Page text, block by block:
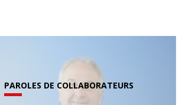
PAROLES DE COLLABORATEURS